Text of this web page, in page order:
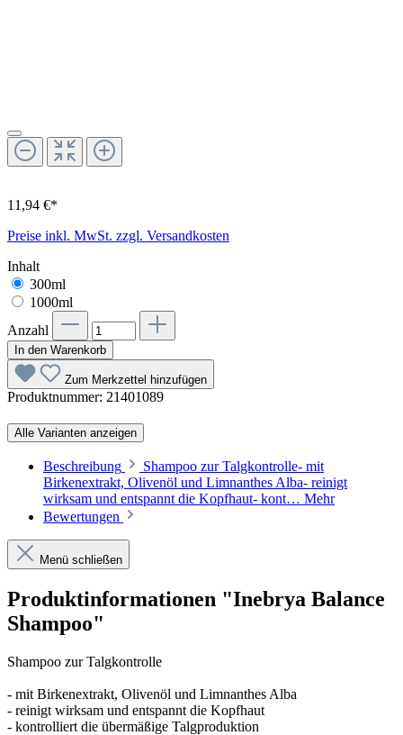
11,94 €*
Preise inkl. MwSt. zzgl. Versandkosten
Inhalt
300ml
1000ml
Anzahl
In den Warenkorb
Zum Merkzettel hinzufügen
Produktnummer: 21401089
Alle Varianten anzeigen
Beschreibung
Shampoo zur Talgkontrolle- mit
Birkenextrakt, Olivenöl und Limnanthes Alba- reinigt
wirksam und entspannt die Kopfhaut- kont… Mehr
Bewertungen
Menü schließen
Produktinformationen "Inebrya Balance
Shampoo"
Shampoo zur Talgkontrolle
- mit Birkenextrakt, Olivenöl und Limnanthes Alba
- reinigt wirksam und entspannt die Kopfhaut
- kontrolliert die übermäßige Talgproduktion